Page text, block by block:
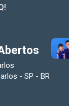
- SP - BR